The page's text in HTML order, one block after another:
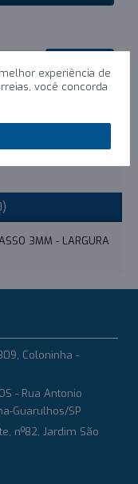
3MM - LARGURA
experiência de
você concorda
Coloninha -
- Rua Antonio
Guarulhos/SP
nº82, Jardim São